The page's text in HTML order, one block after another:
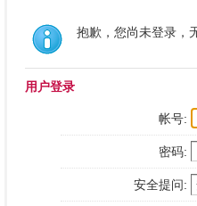
抱歉，您尚未登录，
用户登录
帐号:
密码:
安全提问: